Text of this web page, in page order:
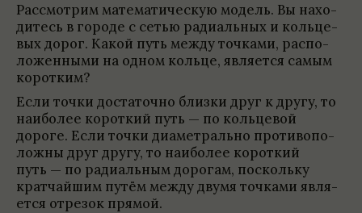
Рас­смот­рим матема­ти­че­скую модель. Вы нахо­
ди­тесь в городе с сетью ради­аль­ных и кольце­
вых дорог. Какой путь между точ­ками, рас­по­
ложен­ными на одном кольце, явля­ется самым
корот­ким?
Если точки доста­точно близки друг к другу, то
наи­бо­лее корот­кий путь — по кольце­вой
дороге. Если точки диамет­рально про­ти­вопо­
ложны друг другу, то наи­бо­лее корот­кий
путь — по ради­аль­ным дорогам, поскольку
крат­чайшим путём между двумя точ­ками явля­
ется отре­зок прямой.